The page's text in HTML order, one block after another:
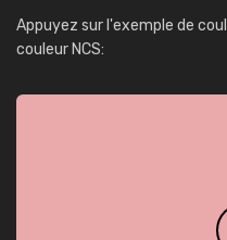
Appuyez sur l'exemple de
couleur NCS: